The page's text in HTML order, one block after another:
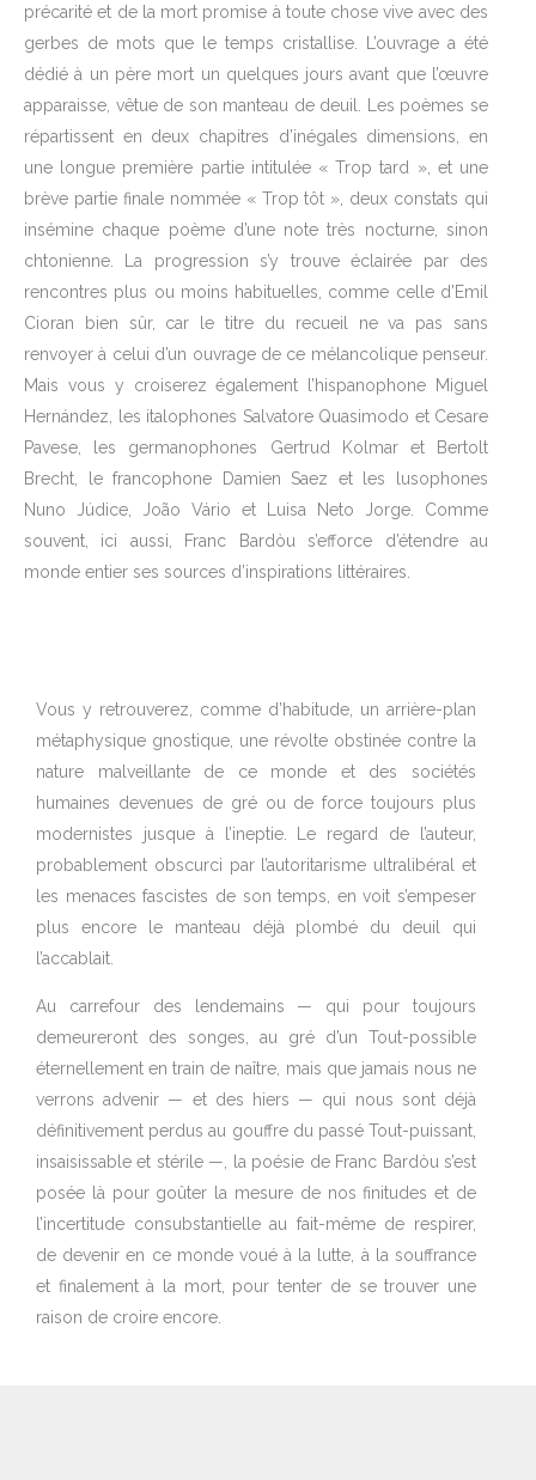
précarité et de la mort promise à toute chose vive avec des
gerbes de mots que le temps cristallise. L’ouvrage a été
dédié à un père mort un quelques jours avant que l’œuvre
apparaisse, vêtue de son manteau de deuil. Les poèmes se
répartissent en deux chapitres d’inégales dimensions, en
une longue première partie intitulée « Trop tard », et une
brève partie finale nommée « Trop tôt », deux constats qui
insémine chaque poème d’une note très nocturne, sinon
chtonienne. La progression s’y trouve éclairée par des
rencontres plus ou moins habituelles, comme celle d’Emil
Cioran bien sûr, car le titre du recueil ne va pas sans
renvoyer à celui d’un ouvrage de ce mélancolique penseur.
Mais vous y croiserez également l’hispanophone Miguel
Hernández, les italophones Salvatore Quasimodo et Cesare
Pavese, les germanophones Gertrud Kolmar et Bertolt
Brecht, le francophone Damien Saez et les lusophones
Nuno Júdice, João Vário et Luisa Neto Jorge. Comme
souvent, ici aussi, Franc Bardòu s’efforce d’étendre au
monde entier ses sources d’inspirations littéraires.
Vous y retrouverez, comme d’habitude, un arrière-plan
métaphysique gnostique, une révolte obstinée contre la
nature malveillante de ce monde et des sociétés
humaines devenues de gré ou de force toujours plus
modernistes jusque à l’ineptie. Le regard de l’auteur,
probablement obscurci par l’autoritarisme ultralibéral et
les menaces fascistes de son temps, en voit s’empeser
plus encore le manteau déjà plombé du deuil qui
l’accablait.
Au carrefour des lendemains — qui pour toujours
demeureront des songes, au gré d’un Tout-possible
éternellement en train de naître, mais que jamais nous ne
verrons advenir — et des hiers — qui nous sont déjà
définitivement perdus au gouffre du passé Tout-puissant,
insaisissable et stérile —, la poésie de Franc Bardòu s’est
posée là pour goûter la mesure de nos finitudes et de
l’incertitude consubstantielle au fait-même de respirer,
de devenir en ce monde voué à la lutte, à la souffrance
et finalement à la mort, pour tenter de se trouver une
raison de croire encore.